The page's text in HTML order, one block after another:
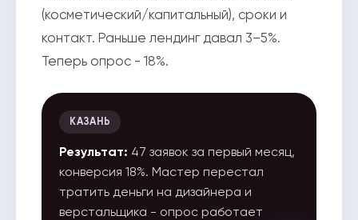
(косметический/капитальный), сроки и
контакт. Раньше лендинг давал 3–5%.
Теперь опрос - 18%.
КАЗАНЬ
Результат: 47 заявок за первый месяц,
конверсия 18%. Мастер перестал
тратить деньги на дизайнера и
верстальщика - опрос работает